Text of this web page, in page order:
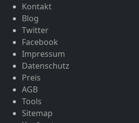
Kontakt
Blog
Twitter
Facebook
Impressum
Datenschutz
Preis
AGB
Tools
Sitemap